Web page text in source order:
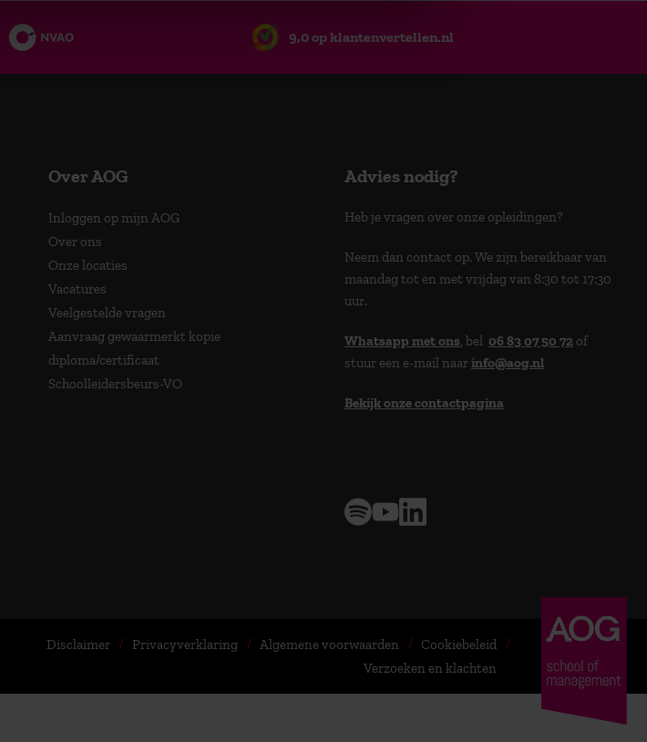
9,0 op klantenvertellen.nl
Over AOG
Inloggen op mijn AOG
Over ons
Onze locaties
Vacatures
Veelgestelde vragen
Aanvraag gewaarmerkt kopie
diploma/certificaat
Schoolleidersbeurs-VO
Advies nodig?
Heb je vragen over onze opleidingen?
Neem dan contact op. We zijn bereikbaar van
maandag tot en met vrijdag van 8:30 tot 17:30
uur.
Whatsapp met ons, bel 06 83 07 50 72 of
stuur een e-mail naarinfo@aog.nl
Bekijk onze contactpagina
Disclaimer Privacyverklaring Algemene voorwaarden
Cookiebeleid
Verzoeken en klachten